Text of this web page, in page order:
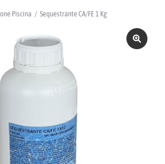
Piscina Sequestrante CA/FE 1 Kg